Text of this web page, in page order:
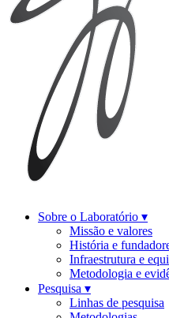
Sobre o Laboratório ▾
Missão e valores
História e
Infraestrutura e
Metodologia e
Pesquisa ▾
Linhas de pesquisa